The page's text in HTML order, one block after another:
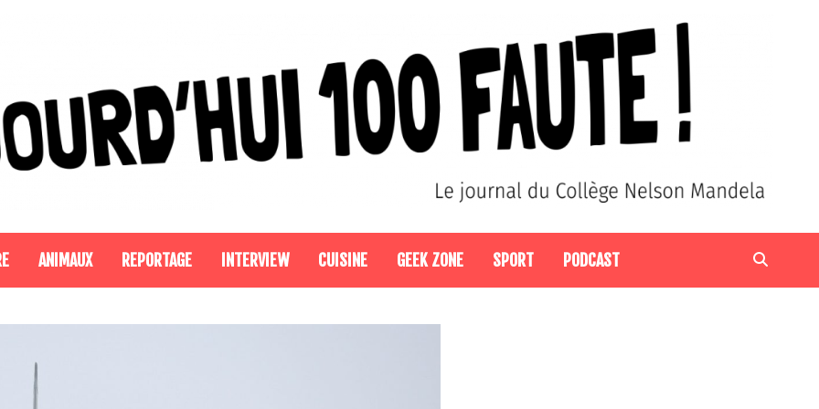
ANIMAUX REPORTAGE INTERVIEW CUISINE GEEK ZONE SPORT PODCAST